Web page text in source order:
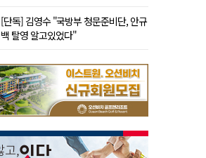
[단독] 김영수 "국방부 청문준비단, 안규
백 탈영 알고있었다"